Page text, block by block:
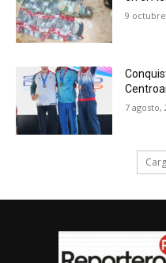
9
7 agosto,